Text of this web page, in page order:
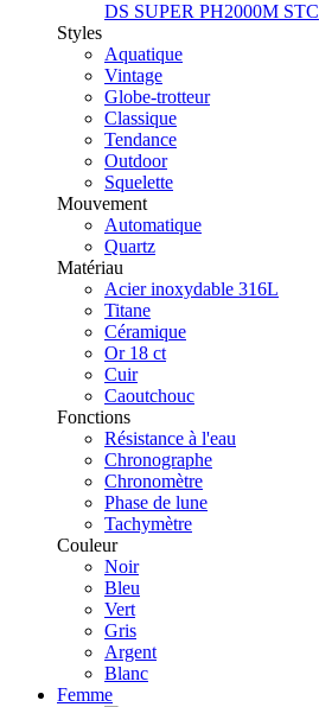
DS SUPER PH2000M STC
Styles
Aquatique
Vintage
Globe-trotteur
Classique
Tendance
Outdoor
Squelette
Mouvement
Automatique
Quartz
Matériau
Acier inoxydable 316L
Titane
Céramique
Or 18 ct
Cuir
Caoutchouc
Fonctions
Résistance à l'eau
Chronographe
Chronomètre
Phase de lune
Tachymètre
Couleur
Noir
Bleu
Vert
Gris
Argent
Blanc
Femme